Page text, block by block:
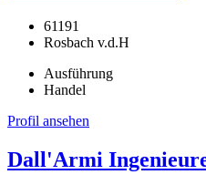
61191
Rosbach v.d.H
Ausführung
Handel
Profil ansehen
Dall'Armi